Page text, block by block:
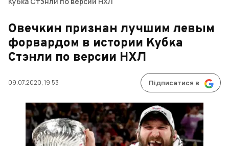
Овечкин признан лучшим левым
форвардом в истории Кубка
Стэнли по версии НХЛ
09.07.2020, 19:53 Підписатися в